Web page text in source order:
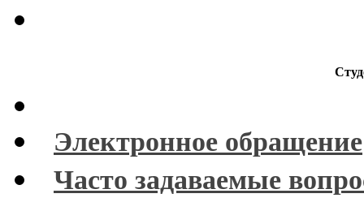
Электронное обращение
Часто задаваемые